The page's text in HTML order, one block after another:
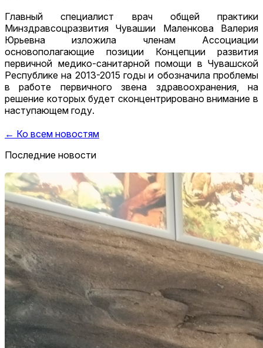
Главный специалист врач общей практики
Минздравсоцразвития Чувашии Маленкова Валерия
Юрьевна изложила членам Ассоциации
основополагающие позиции Концепции развития
первичной медико-санитарной помощи в Чувашской
Республике на 2013-2015 годы и обозначила проблемы
в работе первичного звена здравоохранения, на
решение которых будет сконцентрировано внимание в
наступающем году.
← Ко всем новостям
Последние новости